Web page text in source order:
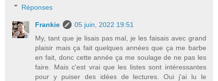
Réponses
Frankie
05 juin, 2022 19:51
My, tant que je lisais pas mal, je les faisais avec grand
plaisir mais ça fait quelques années que ça me barbe
en fait, donc cette année ça me soulage de ne pas les
faire. Mais c'est vrai que les listes sont intéressantes
pour y puiser des idées de lectures. Oui j'ai lu le